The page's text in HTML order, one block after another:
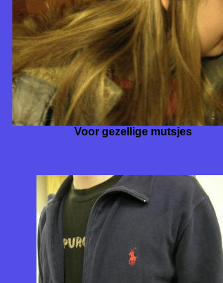
Voor gezellige mutsjes